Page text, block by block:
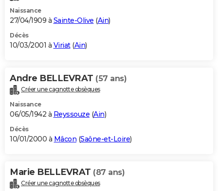
Naissance
27/04/1909 à Sainte-Olive (Ain)
Décès
10/03/2001 à Viriat(Ain)
Andre BELLEVRAT (57 ans)
Créer une cagnotte obsèques
Naissance
06/05/1942 à Reyssouze (Ain)
Décès
10/01/2000 à Mâcon (Saône-et-Loire)
Marie BELLEVRAT (87 ans)
Créer une cagnotte obsèques